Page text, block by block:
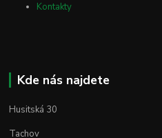
Kontakty
Kde nás najdete
Husitská 30
Tachov